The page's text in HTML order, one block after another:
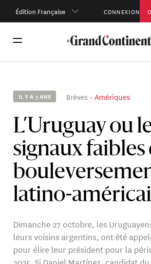
Édition Française CONNEXION
IL Y A 7 ANS Brèves Amériques
L’Uruguay ou
signaux faibles
latino-
Dimanche 27 octobre, les
leurs voisins argentins, ont été
pour élire leur président pour la